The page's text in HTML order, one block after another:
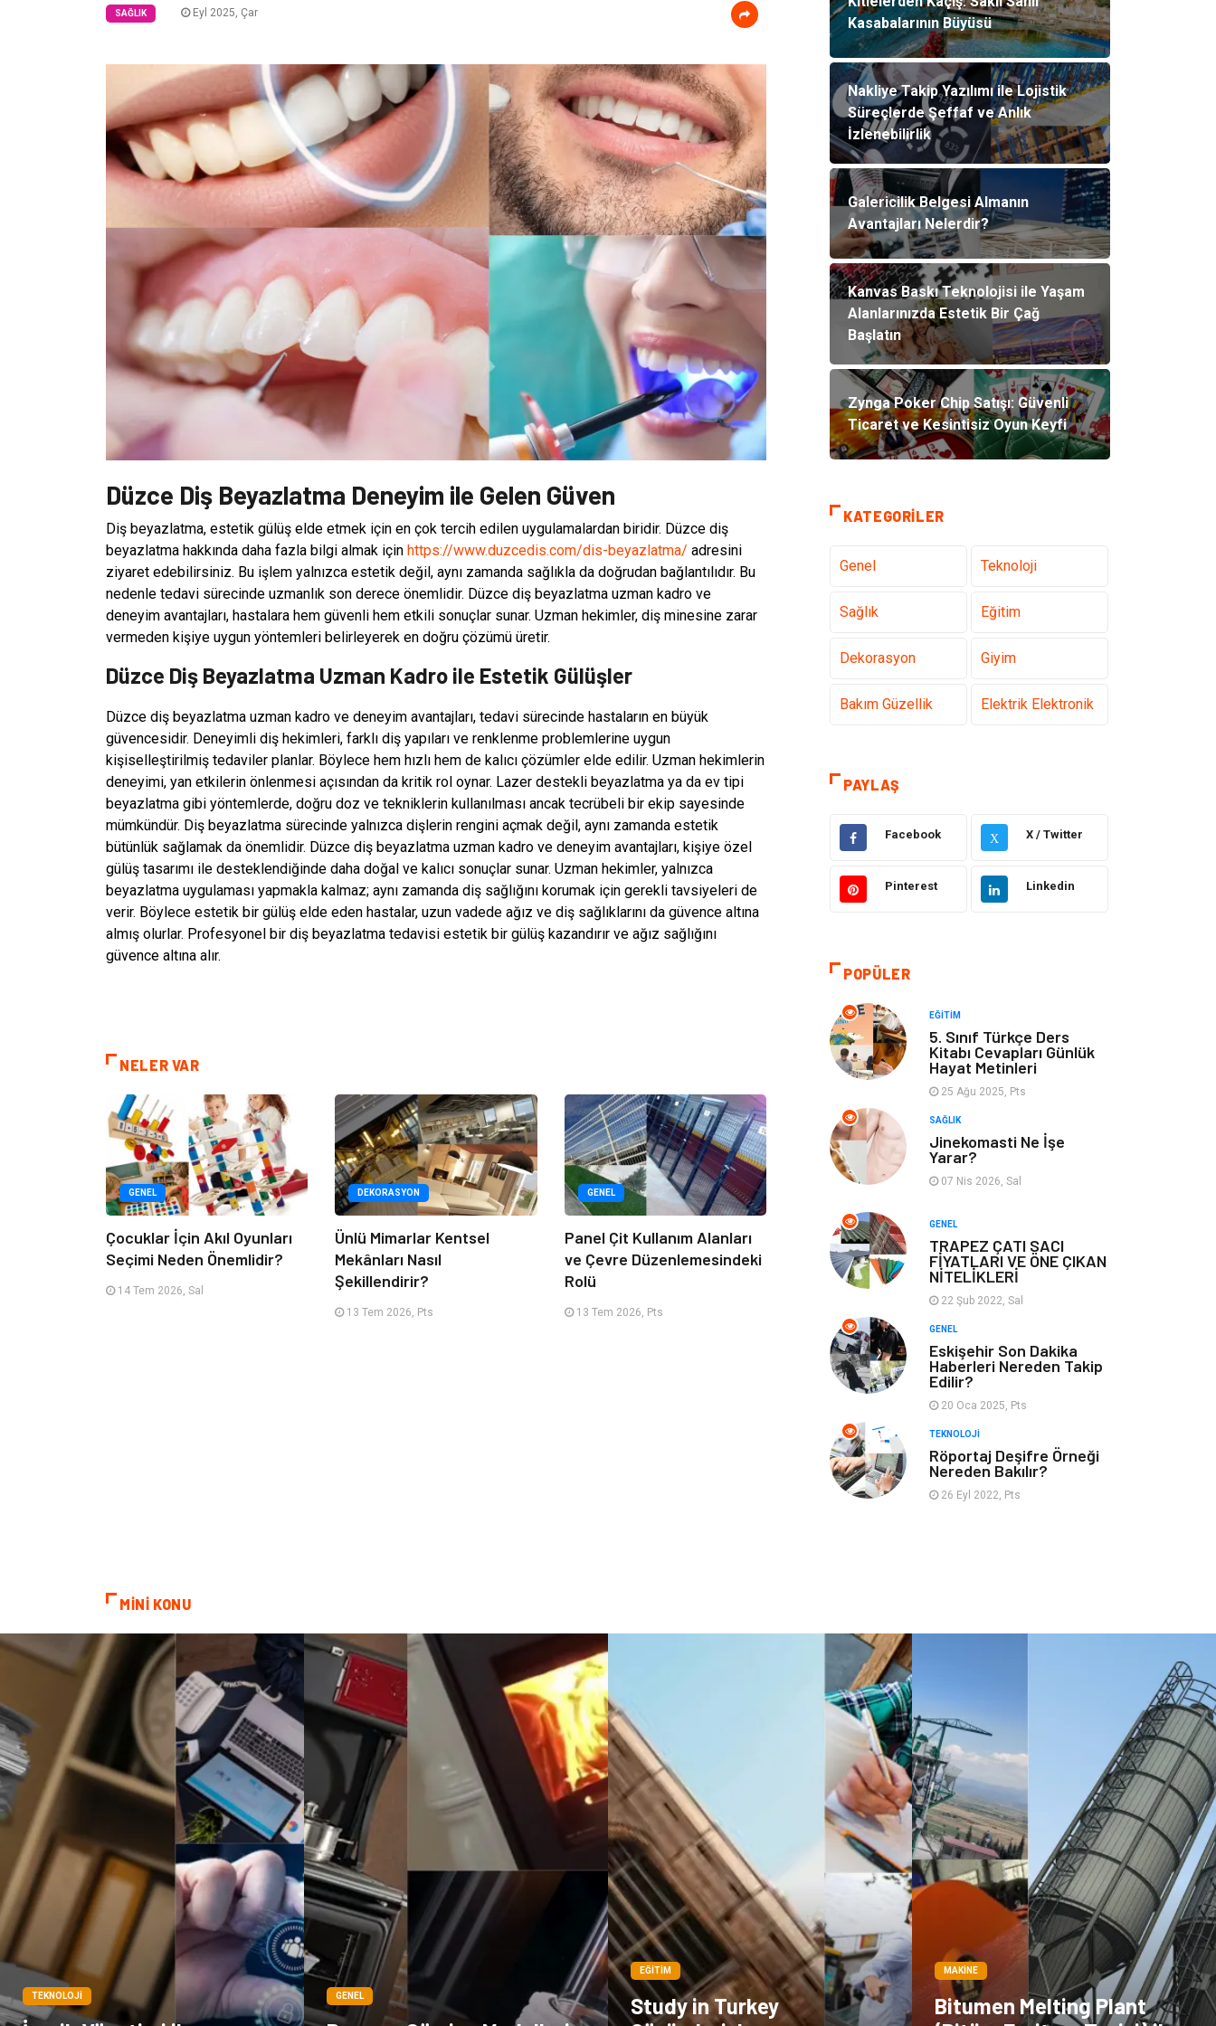
SAĞLIK Eyl 2025, Çar
Düzce Diş Beyazlatma Deneyim ile Gelen Güven
Diş beyazlatma, estetik gülüş elde etmek için en çok tercih edilen uygulamalardan biridir. Düzce diş
beyazlatma hakkında daha fazla bilgi almak için https://www.duzcedis.com/dis-beyazlatma/ adresini
ziyaret edebilirsiniz. Bu işlem yalnızca estetik değil, aynı zamanda sağlıkla da doğrudan bağlantılıdır. Bu
nedenle tedavi sürecinde uzmanlık son derece önemlidir. Düzce diş beyazlatma uzman kadro ve
deneyim avantajları, hastalara hem güvenli hem etkili sonuçlar sunar. Uzman hekimler, diş minesine zarar
vermeden kişiye uygun yöntemleri belirleyerek en doğru çözümü üretir.
Düzce Diş Beyazlatma Uzman Kadro ile Estetik Gülüşler
Düzce diş beyazlatma uzman kadro ve deneyim avantajları, tedavi sürecinde hastaların en büyük
güvencesidir. Deneyimli diş hekimleri, farklı diş yapıları ve renklenme problemlerine uygun
kişiselleştirilmiş tedaviler planlar. Böylece hem hızlı hem de kalıcı çözümler elde edilir. Uzman hekimlerin
deneyimi, yan etkilerin önlenmesi açısından da kritik rol oynar. Lazer destekli beyazlatma ya da ev tipi
beyazlatma gibi yöntemlerde, doğru doz ve tekniklerin kullanılması ancak tecrübeli bir ekip sayesinde
mümkündür. Diş beyazlatma sürecinde yalnızca dişlerin rengini açmak değil, aynı zamanda estetik
bütünlük sağlamak da önemlidir. Düzce diş beyazlatma uzman kadro ve deneyim avantajları, kişiye özel
gülüş tasarımı ile desteklendiğinde daha doğal ve kalıcı sonuçlar sunar. Uzman hekimler, yalnızca
beyazlatma uygulaması yapmakla kalmaz; aynı zamanda diş sağlığını korumak için gerekli tavsiyeleri de
verir. Böylece estetik bir gülüş elde eden hastalar, uzun vadede ağız ve diş sağlıklarını da güvence altına
almış olurlar. Profesyonel bir diş beyazlatma tedavisi estetik bir gülüş kazandırır ve ağız sağlığını
güvence altına alır.
NELER VAR
GENEL
Çocuklar İçin Akıl Oyunları
Seçimi Neden Önemlidir?
14 Tem 2026, Sal
DEKORASYON
Ünlü Mimarlar Kentsel
Mekânları Nasıl
Şekillendirir?
13 Tem 2026, Pts
GENEL
Panel Çit Kullanım Alanları
ve Çevre Düzenlemesindeki
Rolü
13 Tem 2026, Pts
Kasabalarının Büyüsü
Nakliye Takip Yazılımı ile Lojistik
Süreçlerde Şeffaf ve Anlık
İzlenebilirlik
Galericilik Belgesi Almanın
Avantajları Nelerdir?
Kanvas Baskı Teknolojisi ile Yaşam
Alanlarınızda Estetik Bir Çağ
Başlatın
Zynga Poker Chip Satışı: Güvenli
Ticaret ve Kesintisiz Oyun Keyfi
KATEGORILER
Genel Teknoloji
Sağlık Eğitim
Dekorasyon Giyim
Bakım Güzellik Elektrik Elektronik
Makine
Bilgisayar &
Otomotiv
Aksesuar
Bebek Giyim Tarih
PAYLAŞ
Facebook X X / Twitter
Pinterest Linkedin
POPÜLER
EĞITIM
5. Sınıf Türkçe Ders
Kitabı Cevapları Günlük
Hayat Metinleri
25 Ağu 2025, Pts
SAĞLIK
Jinekomasti Ne İşe
Yarar?
07 Nis 2026, Sal
GENEL
TRAPEZ ÇATI SACI
FİYATLARI VE ÖNE ÇIKAN
NİTELİKLERİ
22 Şub 2022, Sal
GENEL
Eskişehir Son Dakika
Haberleri Nereden Takip
Edilir?
20 Oca 2025, Pts
TEKNOLOJI
Röportaj Deşifre Örneği
Nereden Bakılır?
26 Eyl 2022, Pts
MİNİ KONU
TEKNOLOJI GENEL
EĞITIM
Study in Turkey
MAKINE
Bitumen Melting Plant